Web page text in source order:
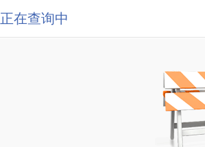
正在查询中